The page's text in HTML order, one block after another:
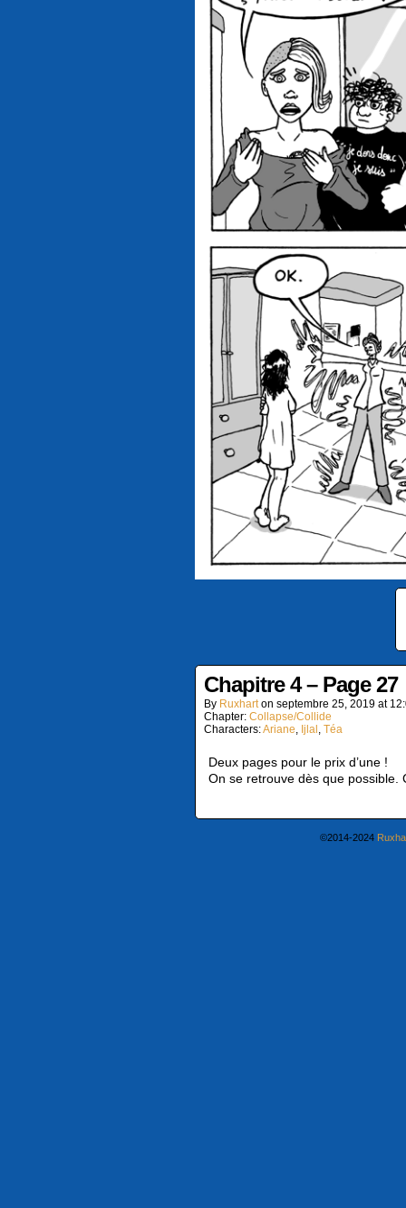
Chapitre 4 – Page 27
By Ruxhart on septembre 25, 2019 at
Chapter: Collapse/Collide
Characters:Ariane, Ijlal , Téa
Deux pages pour le prix d’une !
On se retrouve dès que possible.
©2014-2024